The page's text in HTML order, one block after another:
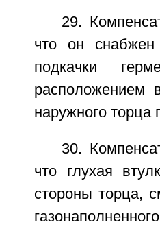
29.
что он
подкачки
расположением
наружного торца
30.
что глухая
стороны торца,